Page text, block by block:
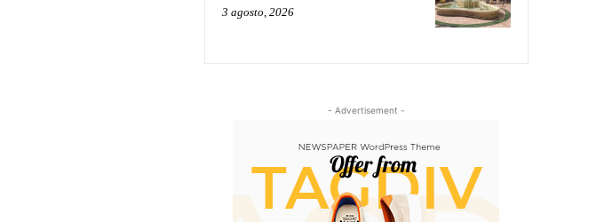
3 agosto, 2026
- Advertisement -